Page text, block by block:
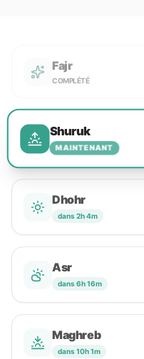
Fajr
COMPLÉTÉ
Shuruk
MAINTENANT
Dhohr
dans 2h 4m
Asr
dans 6h 16m
Maghreb
dans 10h 1m